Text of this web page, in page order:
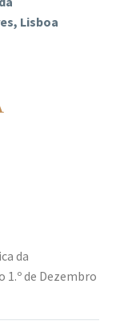
Lisboa
da
de Dezembro